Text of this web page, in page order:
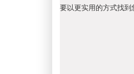
要以更实用的方式找